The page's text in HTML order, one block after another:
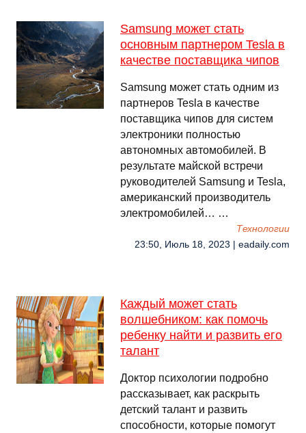
Samsung может стать
основным партнером Tesla в
качестве поставщика чипов
Samsung может стать одним из
партнеров Tesla в качестве
поставщика чипов для систем
электроники полностью
автономных автомобилей. В
результате майской встречи
руководителей Samsung и Tesla,
американский производитель
электромобилей… …
Технологии
23:50, Июль 18, 2023 | eadaily.com
Каждый может стать
волшебником: как помочь
ребенку найти и развить его
талант
Доктор психологии подробно
рассказывает, как раскрыть
детский талант и развить
способности, которые помогут